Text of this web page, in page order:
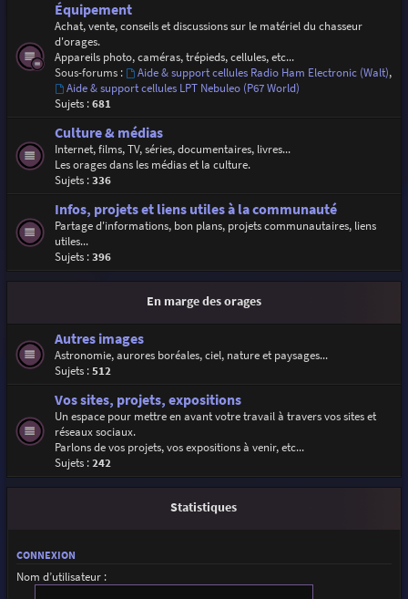
Équipement
Achat, vente, conseils et discussions sur le matériel du chasseur
d'orages.
Appareils photo, caméras, trépieds, cellules, etc...
Sous-forums :
Aide & support cellules Radio Ham Electronic (Walt),
Aide & support cellules LPT Nebuleo (P67 World)
Sujets :681
Culture & médias
Internet, films, TV, séries, documentaires, livres...
Les orages dans les médias et la culture.
Sujets :336
Infos, projets et liens utiles à la communauté
Partage d'informations, bon plans, projets communautaires, liens
utiles...
Sujets :396
En marge des orages
Autres images
Astronomie, aurores boréales, ciel, nature et paysages...
Sujets :512
Vos sites, projets, expositions
Un espace pour mettre en avant votre travail à travers vos sites et
réseaux sociaux.
Parlons de vos projets, vos expositions à venir, etc...
Sujets :242
Statistiques
CONNEXION
Nom d’utilisateur :